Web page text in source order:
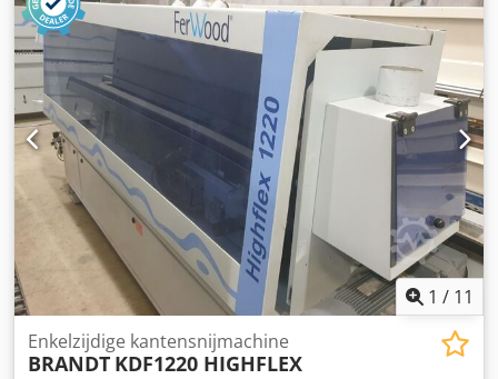
1 / 11
Enkelzijdige kantensnijmachine
BRANDT KDF1220 HIGHFLEX